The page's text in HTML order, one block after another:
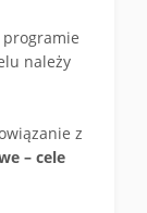
programie
należy
z
– cele